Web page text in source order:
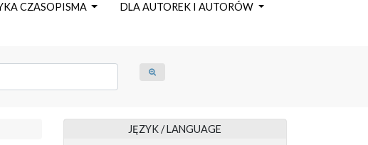
CZASOPISMA DLA AUTOREK I AUTORÓW
JĘZYK / LANGUAGE